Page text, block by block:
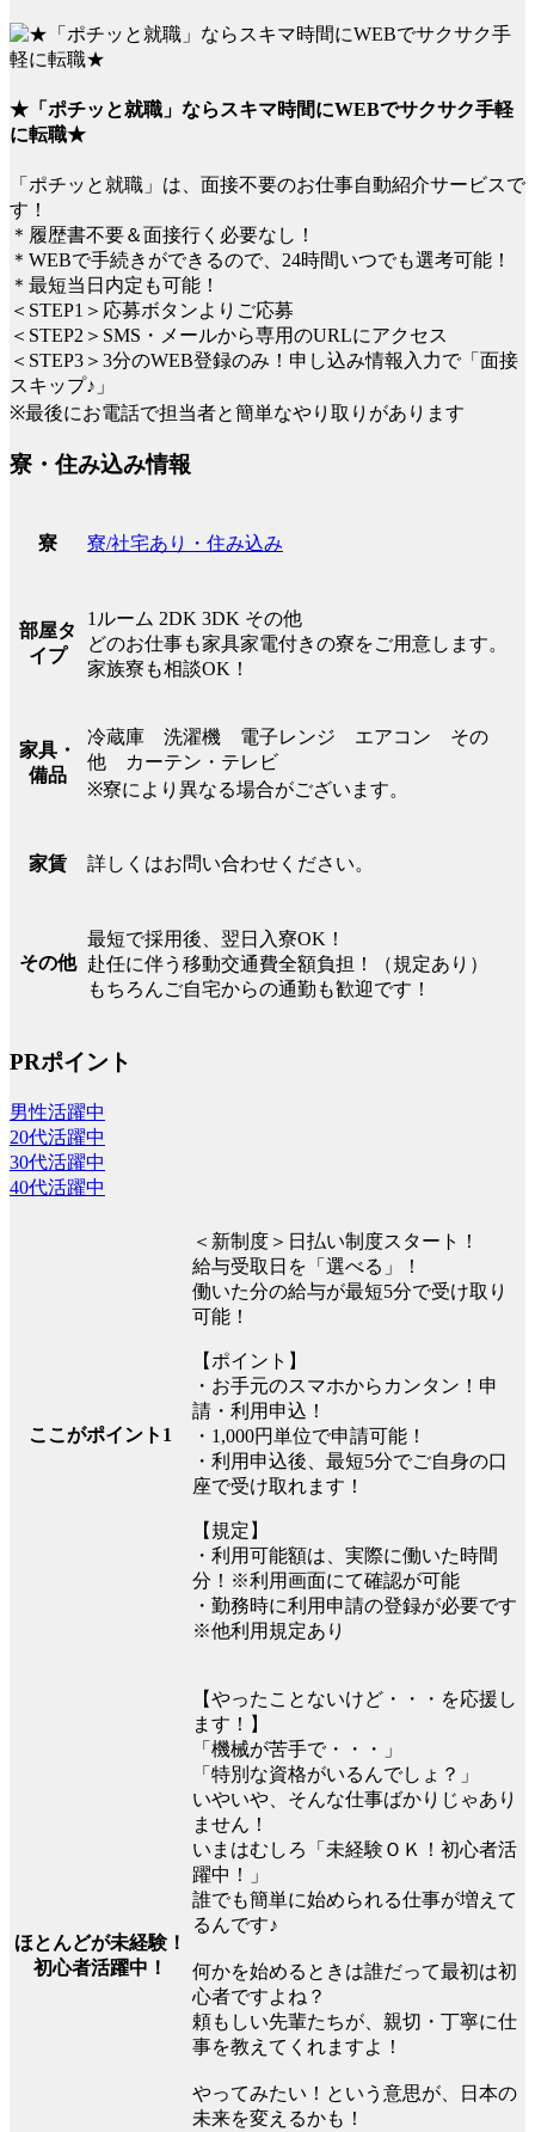
★「ポチッと就職」ならスキマ時間にWEBでサクサク手軽
に転職★
「ポチッと就職」は、面接不要のお仕事自動紹介サービスで
す！
＊履歴書不要＆面接行く必要なし！
＊WEBで手続きができるので、24時間いつでも選考可能！
＊最短当日内定も可能！
＜STEP1＞応募ボタンよりご応募
＜STEP2＞SMS・メールから専用のURLにアクセス
＜STEP3＞3分のWEB登録のみ！申し込み情報入力で「面接
スキップ♪」
※最後にお電話で担当者と簡単なやり取りがあります
寮・住み込み情報
寮 寮/社宅あり・住み込み
部屋タ
イプ
1ルーム 2DK 3DK その他
どのお仕事も家具家電付きの寮をご用意します。
家族寮も相談OK！
家具・
備品
冷蔵庫 洗濯機 電子レンジ エアコン その
他 カーテン・テレビ
※寮により異なる場合がございます。
家賃 詳しくはお問い合わせください。
その他
最短で採用後、翌日入寮OK！
赴任に伴う移動交通費全額負担！（規定あり）
もちろんご自宅からの通勤も歓迎です！
PRポイント
男性活躍中
20代活躍中
30代活躍中
40代活躍中
ここがポイント1
＜新制度＞日払い制度スタート！
給与受取日を「選べる」！
働いた分の給与が最短5分で受け取り
可能！
【ポイント】
・お手元のスマホからカンタン！申
請・利用申込！
・1,000円単位で申請可能！
・利用申込後、最短5分でご自身の口
座で受け取れます！
【規定】
・利用可能額は、実際に働いた時間
分！※利用画面にて確認が可能
・勤務時に利用申請の登録が必要です
※他利用規定あり
ほとんどが未経験！
初心者活躍中！
【やったことないけど・・・を応援し
ます！】
「機械が苦手で・・・」
「特別な資格がいるんでしょ？」
いやいや、そんな仕事ばかりじゃあり
ません！
いまはむしろ「未経験ＯＫ！初心者活
躍中！」
誰でも簡単に始められる仕事が増えて
るんです♪
何かを始めるときは誰だって最初は初
心者ですよね？
頼もしい先輩たちが、親切・丁寧に仕
事を教えてくれますよ！
やってみたい！という意思が、日本の
未来を変えるかも！